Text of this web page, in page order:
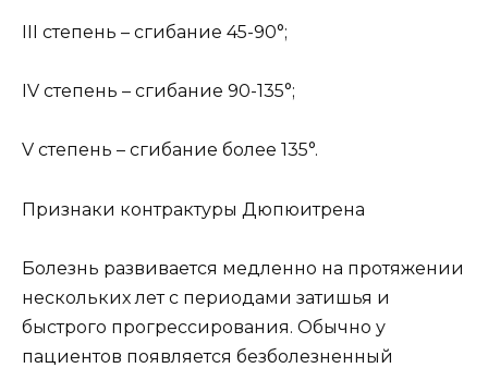
III степень – сгибание 45-90°;
IV степень – сгибание 90-135°;
V степень – сгибание более 135°.
Признаки контрактуры Дюпюитрена
Болезнь развивается медленно на протяжении
нескольких лет с периодами затишья и
быстрого прогрессирования. Обычно у
пациентов появляется безболезненный